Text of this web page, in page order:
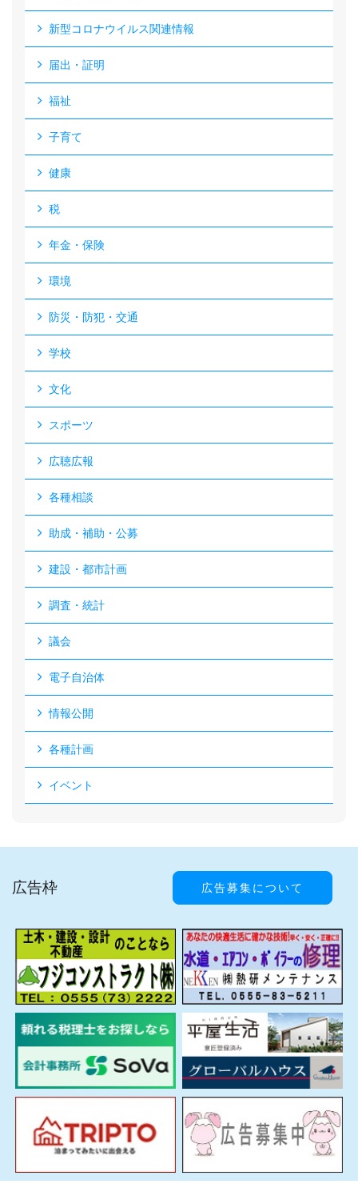
新型コロナウイルス関連情報
届出・証明
福祉
子育て
健康
税
年金・保険
環境
防災・防犯・交通
学校
文化
スポーツ
広聴広報
各種相談
助成・補助・公募
建設・都市計画
調査・統計
議会
電子自治体
情報公開
各種計画
イベント
広告枠 広告募集について